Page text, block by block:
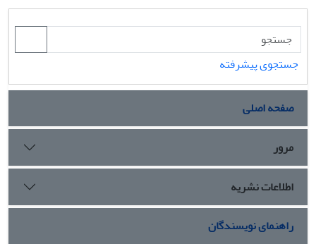
جستجوی پیشرفته
صفحه اصلی
مرور
اطلاعات نشریه
راهنمای نویسندگان